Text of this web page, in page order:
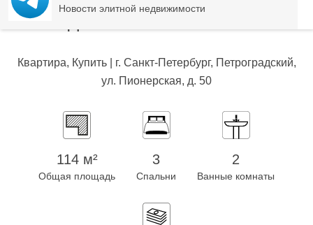
Квартира, Купить | г. Санкт-Петербург, Петроградский,
ул. Пионерская, д. 50
114 м²
Общая площадь
3
Спальни
2
Ванные комнаты
Новости элитной недвижимости